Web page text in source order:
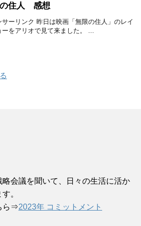
住人 感想
サーリンク 昨日は映画「無限の住人」のレイ
ーをアリオで見て来ました。 ...
会議を聞いて、日々の生活に活か
。
ら⇒2023年 コミットメント